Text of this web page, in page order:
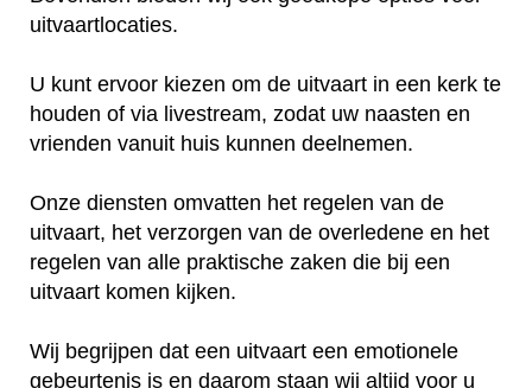
uitvaartlocaties.
U kunt ervoor kiezen om de uitvaart in een kerk te
houden of via livestream, zodat uw naasten en
vrienden vanuit huis kunnen deelnemen.
Onze diensten omvatten het regelen van de
uitvaart, het verzorgen van de overledene en het
regelen van alle praktische zaken die bij een
uitvaart komen kijken.
Wij begrijpen dat een uitvaart een emotionele
gebeurtenis is en daarom staan wij altijd voor u